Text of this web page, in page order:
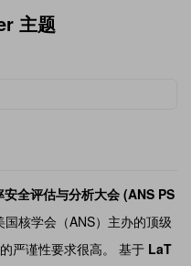
主题
全评估与分析大会 (ANS PS
核学会（ANS）主办的顶级
严谨性要求很高。 基于 LaT